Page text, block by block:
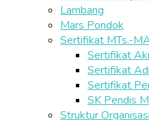
Lambang
Mars Pondok
Sertifikat MTs.-
Sertifikat
Sertifikat
Sertifikat
SK Pendis
Struktur Organisasi